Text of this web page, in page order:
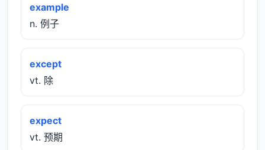
example
n. 例子
except
vt. 除
expect
vt. 预期